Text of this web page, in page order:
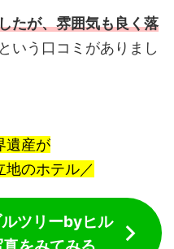
たが、雰囲気も良く落
という口コミがありまし
遺産が
地のホテル／
ツリーbyヒル